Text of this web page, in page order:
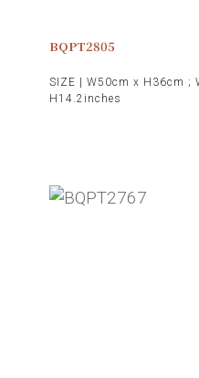
BQPT2805
SIZE | W50cm x H36cm ;
H14.2inches